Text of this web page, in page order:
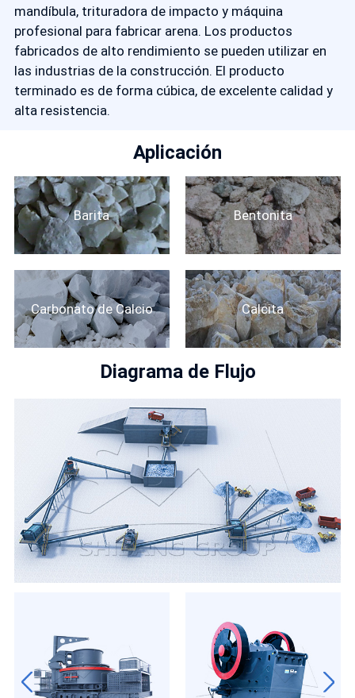
mandíbula, trituradora de impacto y máquina
profesional para fabricar arena. Los productos
fabricados de alto rendimiento se pueden utilizar en
las industrias de la construcción. El producto
terminado es de forma cúbica, de excelente calidad y
alta resistencia.
Aplicación
Barita Bentonita
Carbonato de Calcio Calcita
Diagrama de Flujo